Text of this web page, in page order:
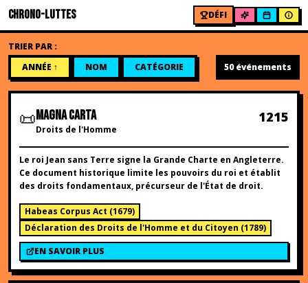
CHRONO-LUTTES DÉFI
TRIER PAR :
ANNÉE ↑ NOM CATÉGORIE 50événements
📜MAGNA CARTA
Droits de l'Homme
1215
Le roi Jean sans Terre signe la Grande Charte en Angleterre.
Ce document historique limite les pouvoirs du roi et établit
des droits fondamentaux, précurseur de l'État de droit.
Habeas Corpus Act (1679)
Déclaration des Droits de l'Homme et du Citoyen (1789)
EN SAVOIR PLUS